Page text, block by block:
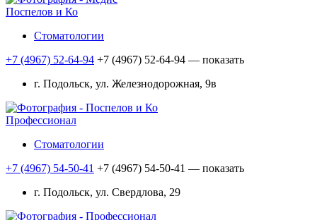
Поспелов и Ко
Стоматологии
+7 (4967) 52-64-94 +7 (4967) 52-64-94 — показать
г. Подольск, ул. Железнодорожная, 9в
Профессионал
Стоматологии
+7 (4967) 54-50-41 +7 (4967) 54-50-41 — показать
г. Подольск, ул. Свердлова, 29